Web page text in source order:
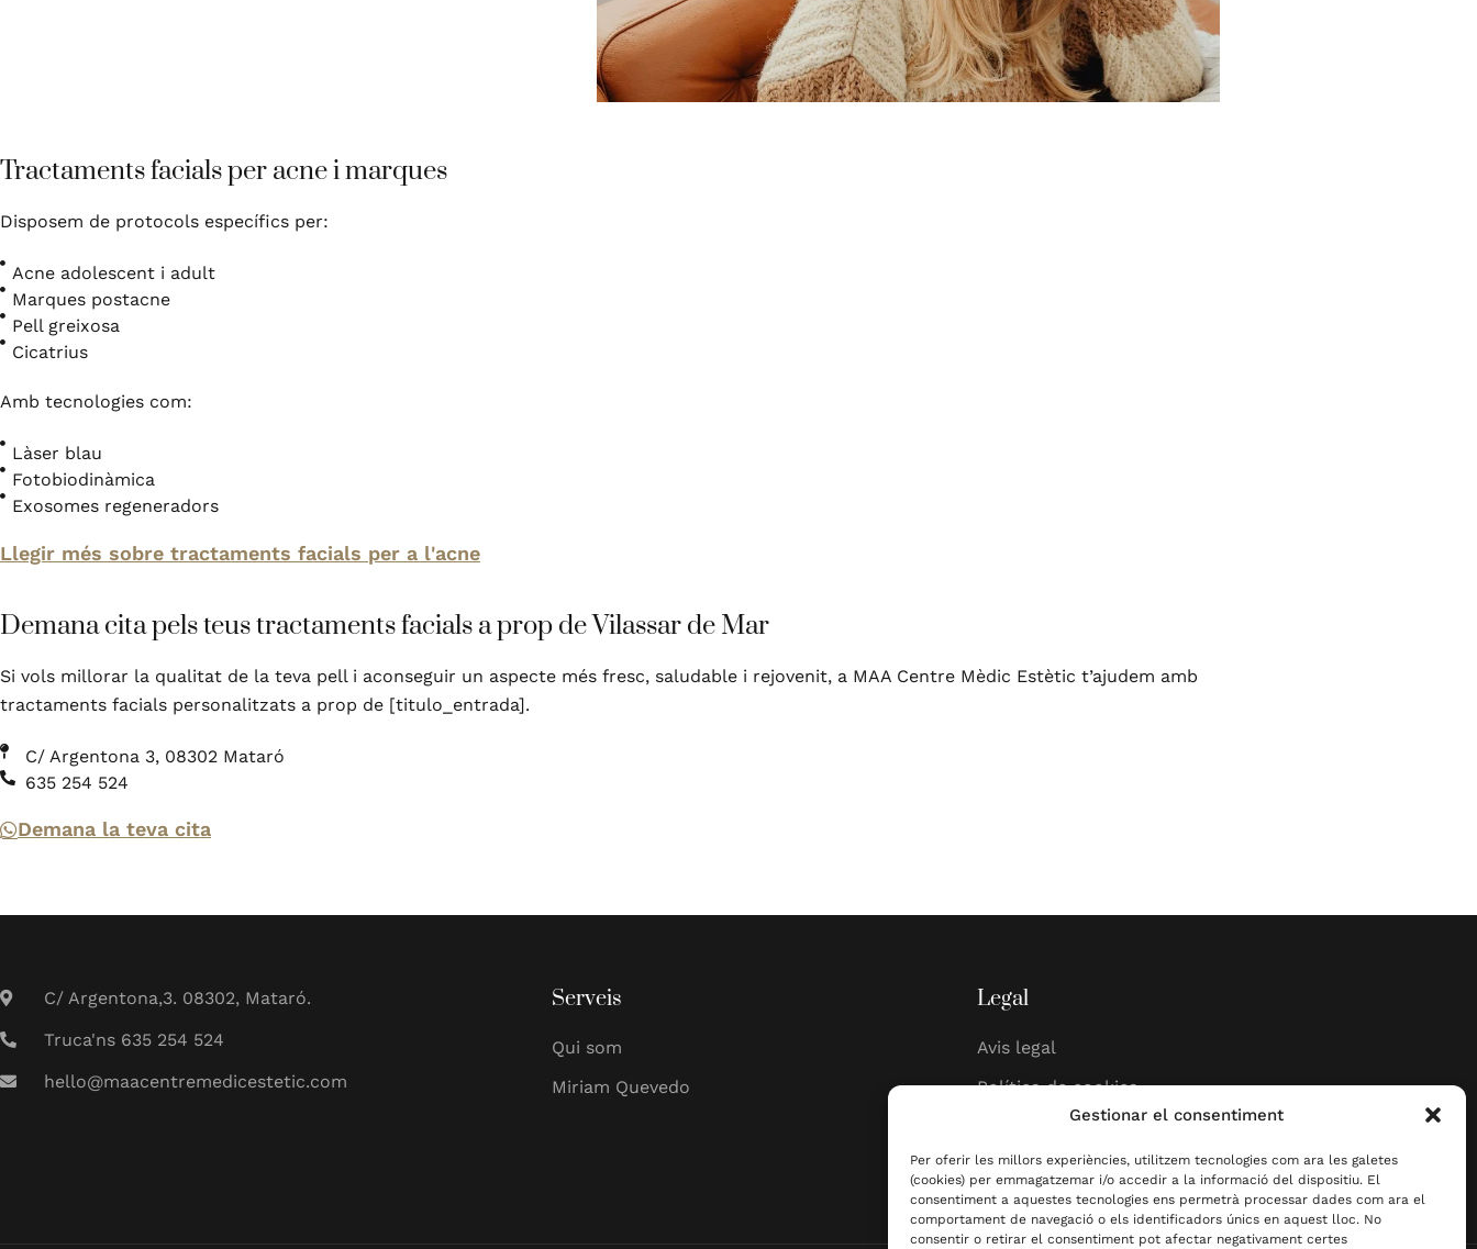
Gestionar el consentiment
Per oferir les millors experiències, utilitzem tecnologies com ara les galetes
(cookies) per emmagatzemar i/o accedir a la informació del dispositiu. El
consentiment a aquestes tecnologies ens permetrà processar dades com ara el
comportament de navegació o els identificadors únics en aquest lloc. No
consentir o retirar el consentiment pot afectar negativament certes
Tractaments facials per acne i marques
Disposem de protocols específics per:
Acne adolescent i adult
Marques postacne
Pell greixosa
Cicatrius
Amb tecnologies com:
Làser blau
Fotobiodinàmica
Exosomes regeneradors
Llegir més sobre tractaments facials per a l'acne
Demana cita pels teus tractaments facials a prop de Vilassar de Mar
Si vols millorar la qualitat de la teva pell i aconseguir un aspecte més fresc, saludable i rejovenit, a MAA Centre Mèdic Estètic t’ajudem amb
tractaments facials personalitzats a prop de [titulo_entrada].
C/ Argentona 3, 08302 Mataró
635 254 524
Demana la teva cita
C/ Argentona,3. 08302, Mataró.
Truca'ns 635 254 524
hello@maacentremedicestetic.com
Serveis
Qui som
Miriam Quevedo
Legal
Avis legal
Política de cookies
Política de privadesa